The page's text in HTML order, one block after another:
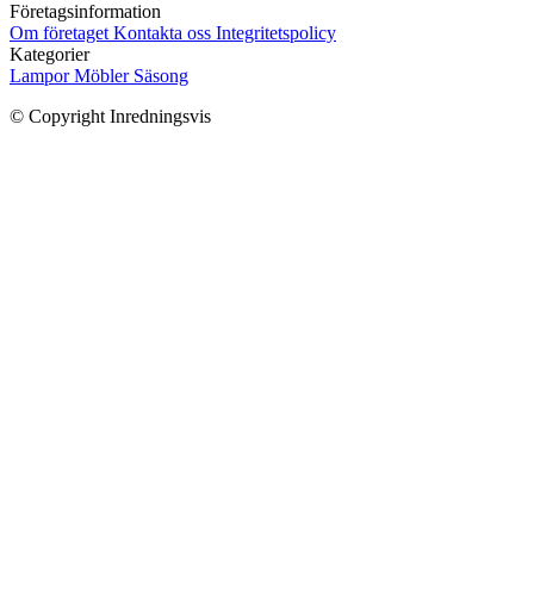
Företagsinformation
Om företaget Kontakta oss Integritetspolicy
Kategorier
LamporMöbler Säsong
© Copyright Inredningsvis